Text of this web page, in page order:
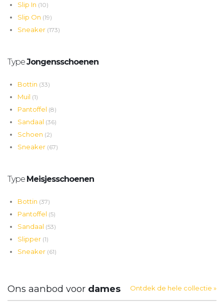
Slip In (10)
Slip On (19)
Sneaker (173)
TypeJongensschoenen
Bottin (33)
Muil (1)
Pantoffel (8)
Sandaal (36)
Schoen (2)
Sneaker (67)
Type Meisjesschoenen
Bottin (37)
Pantoffel (5)
Sandaal (53)
Slipper (1)
Sneaker (61)
Ons aanbod voor dames Ontdek de hele collectie »